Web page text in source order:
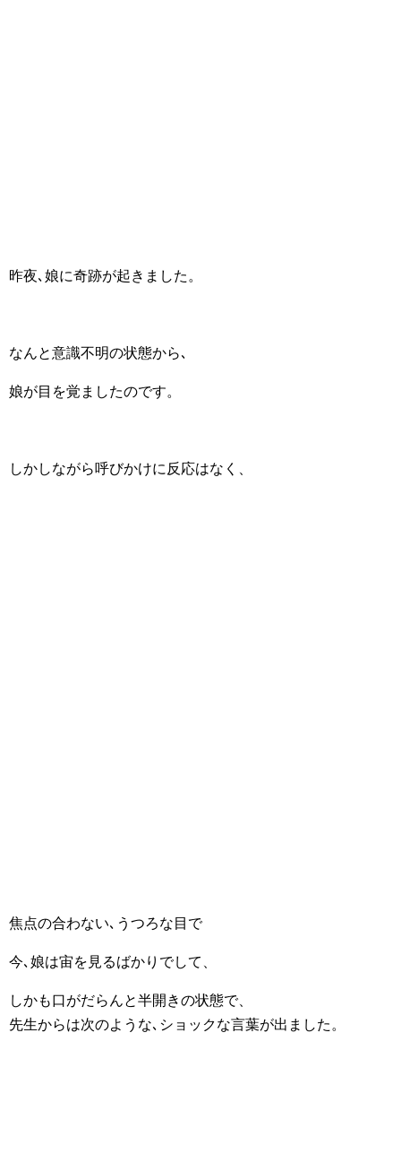
昨夜､娘に奇跡が起きました。
なんと意識不明の状態から､
娘が目を覚ましたのです。
しかしながら呼びかけに反応はなく、
焦点の合わない､うつろな目で
今､娘は宙を見るばかりでして、
しかも口がだらんと半開きの状態で、
先生からは次のような､ショックな言葉が出ました。